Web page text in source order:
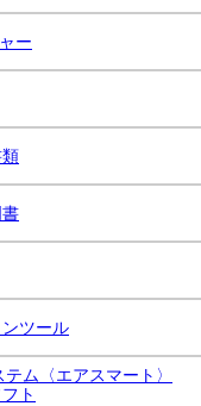
ー
ツール
ム〈エアスマート〉
ト